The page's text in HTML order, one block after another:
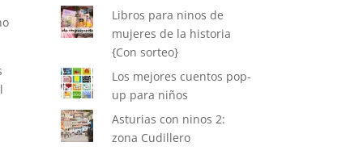
Libros para ninos de
mujeres de la historia
{Con sorteo}
Los mejores cuentos pop-
up para niños
Asturias con ninos 2:
zona Cudillero